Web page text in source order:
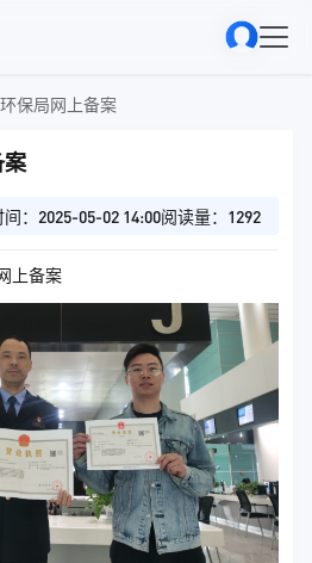
保局网上备案
案
：2025-05-02 14:00阅读量：1292
上备案